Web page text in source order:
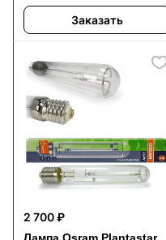
Заказать
2 700 ₽